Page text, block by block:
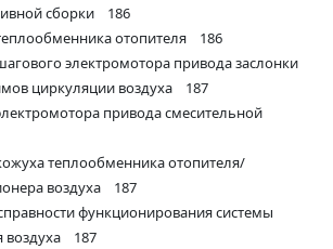
сборки 186
отопителя 186
электромотора привода заслонки
циркуляции воздуха 187
привода смесительной
теплообменника отопителя/
воздуха 187
функционирования системы
воздуха 187